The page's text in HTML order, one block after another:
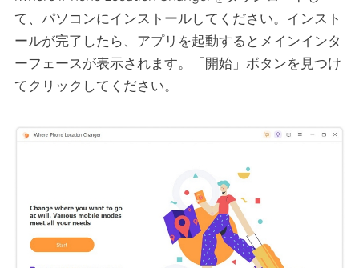
て、パソコンにインストールしてください。インスト
ールが完了したら、アプリを起動するとメインインタ
ーフェースが表示されます。「開始」ボタンを見つけ
てクリックしてください。